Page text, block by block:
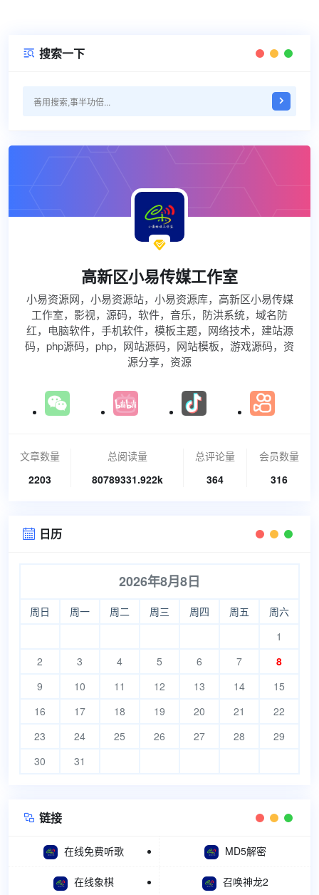
 搜索一下

高新区小易传媒工作室
小易资源网，小易资源站，小易资源库，高新区小易传媒
工作室，影视，源码，软件，音乐，防洪系统，域名防
红，电脑软件，手机软件，模板主题，网络技术，建站源
码，php源码，php，网站源码，网站模板，游戏源码，资
源分享，资源
文章数量
2203
总阅读量
80789331.922k
总评论量
364
会员数量
316
 日历
2026年8月8日
周日 周一 周二 周三 周四 周五
周六
1
2
3 4 5 6 7
8
9
10 11 12 13 14
15
16
17 18 19 20 21
22
23
24 25 26 27 28
29
30
31
 链接
在线免费听歌 MD5解密
在线象棋 召唤神龙2